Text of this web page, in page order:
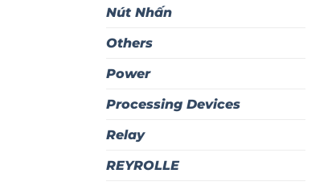
Nút Nhấn
Others
Power
Processing Devices
Relay
REYROLLE